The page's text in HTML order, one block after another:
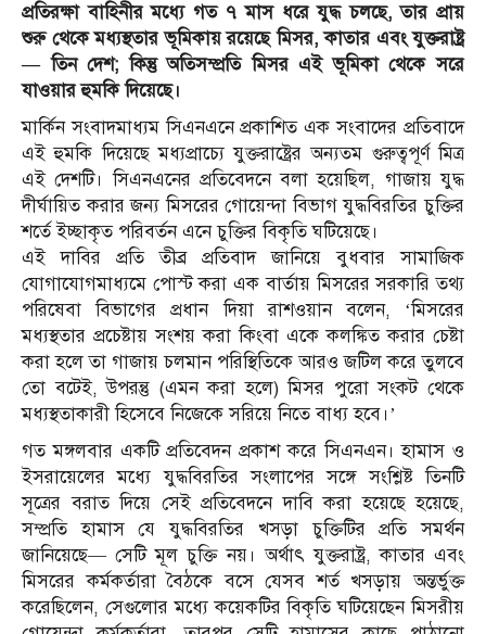
প্রতিরক্ষা বাহিনীর মধ্যে গত ৭ মাস ধরে যুদ্ধ চলছে, তার প্রায়
শুরু থেকে মধ্যস্থতার ভূমিকায় রয়েছে মিসর, কাতার এবং যুক্তরাষ্ট্র
— তিন দেশ; কিন্তু অতিসম্প্রতি মিসর এই ভূমিকা থেকে সরে
যাওয়ার হুমকি দিয়েছে।
মার্কিন সংবাদমাধ্যম সিএনএনে প্রকাশিত এক সংবাদের প্রতিবাদে
এই হুমকি দিয়েছে মধ্যপ্রাচ্যে যুক্তরাষ্ট্রের অন্যতম গুরুত্বপূর্ণ মিত্র
এই দেশটি। সিএনএনের প্রতিবেদনে বলা হয়েছিল, গাজায় যুদ্ধ
দীর্ঘায়িত করার জন্য মিসরের গোয়েন্দা বিভাগ যুদ্ধবিরতির চুক্তির
শর্তে ইচ্ছাকৃত পরিবর্তন এনে চুক্তির বিকৃতি ঘটিয়েছে।
এই দাবির প্রতি তীব্র প্রতিবাদ জানিয়ে বুধবার সামাজিক
যোগাযোগমাধ্যমে পোস্ট করা এক বার্তায় মিসরের সরকারি তথ্য
পরিষেবা বিভাগের প্রধান দিয়া রাশওয়ান বলেন, ‘মিসরের
মধ্যস্থতার প্রচেষ্টায় সংশয় করা কিংবা একে কলঙ্কিত করার চেষ্টা
করা হলে তা গাজায় চলমান পরিস্থিতিকে আরও জটিল করে তুলবে
তো বটেই, উপরন্তু (এমন করা হলে) মিসর পুরো সংকট থেকে
মধ্যস্থতাকারী হিসেবে নিজেকে সরিয়ে নিতে বাধ্য হবে।’
গত মঙ্গলবার একটি প্রতিবেদন প্রকাশ করে সিএনএন। হামাস ও
ইসরায়েলের মধ্যে যুদ্ধবিরতির সংলাপের সঙ্গে সংশ্লিষ্ট তিনটি
সূত্রের বরাত দিয়ে সেই প্রতিবেদনে দাবি করা হয়েছে হয়েছে,
সম্প্রতি হামাস যে যুদ্ধবিরতির খসড়া চুক্তিটির প্রতি সমর্থন
জানিয়েছে— সেটি মূল চুক্তি নয়। অর্থাৎ যুক্তরাষ্ট্র, কাতার এবং
মিসরের কর্মকর্তারা বৈঠকে বসে যেসব শর্ত খসড়ায় অন্তর্ভুক্ত
করেছিলেন, সেগুলোর মধ্যে কয়েকটির বিকৃতি ঘটিয়েছেন মিসরীয়